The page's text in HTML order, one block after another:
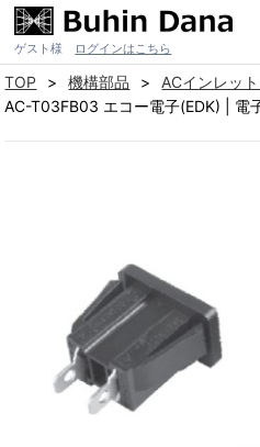
ゲスト様 ログインはこちら
TOP 機構部品
ACインレッ
AC-T03FB03 エコー電子(EDK) | 電